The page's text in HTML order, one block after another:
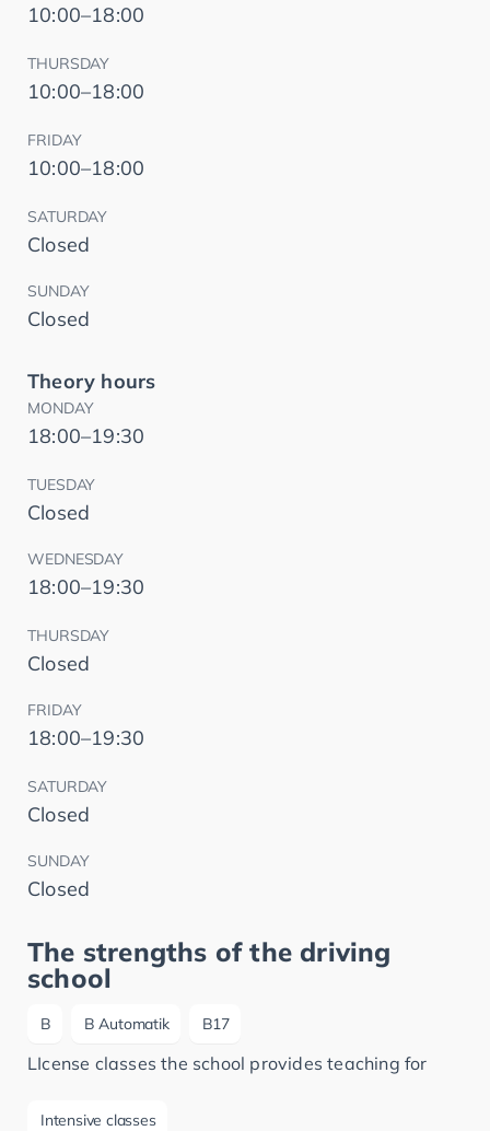
10:00–18:00
THURSDAY
10:00–18:00
FRIDAY
10:00–18:00
SATURDAY
Closed
SUNDAY
Closed
Theory hours
MONDAY
18:00–19:30
TUESDAY
Closed
WEDNESDAY
18:00–19:30
THURSDAY
Closed
FRIDAY
18:00–19:30
SATURDAY
Closed
SUNDAY
Closed
The strengths of the driving
school
B B Automatik B17
LIcense classes the school provides teaching for
Intensive classes